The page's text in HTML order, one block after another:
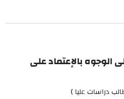
الوجوه بالإعتماد على
دراسات عليا )